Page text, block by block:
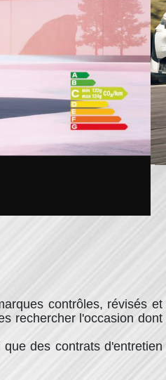
contrôles, révisés et
rechercher l'occasion dont
des contrats d'entretien